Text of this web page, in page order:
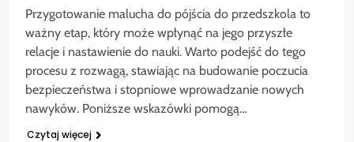
Przygotowanie malucha do pójścia do przedszkola to
ważny etap, który może wpłynąć na jego przyszłe
relacje i nastawienie do nauki. Warto podejść do tego
procesu z rozwagą, stawiając na budowanie poczucia
bezpieczeństwa i stopniowe wprowadzanie nowych
nawyków. Poniższe wskazówki pomogą…
Czytaj więcej